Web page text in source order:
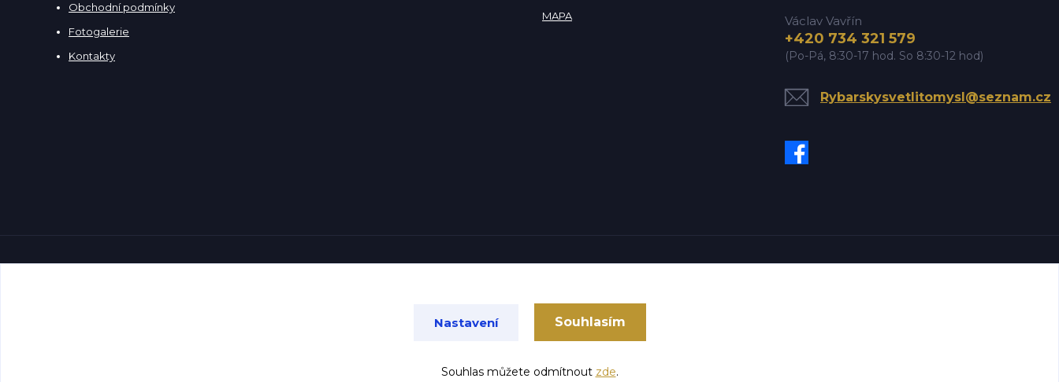
Obchodní podmínky
Fotogalerie
Kontakty
MAPA Václav Vavřín
+420 734 321 579
(Po-Pá, 8:30-17 hod. So 8:30-12 hod)
Rybarskysvetlitomysl@seznam.cz
Nastavení Souhlasím
Souhlas můžete odmítnout zde.